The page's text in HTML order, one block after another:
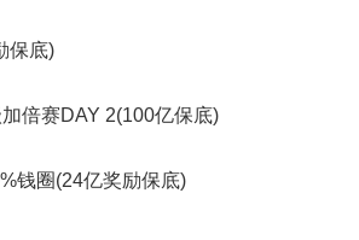
保底)
倍赛DAY 2(100亿保底)
钱圈(24亿奖励保底)